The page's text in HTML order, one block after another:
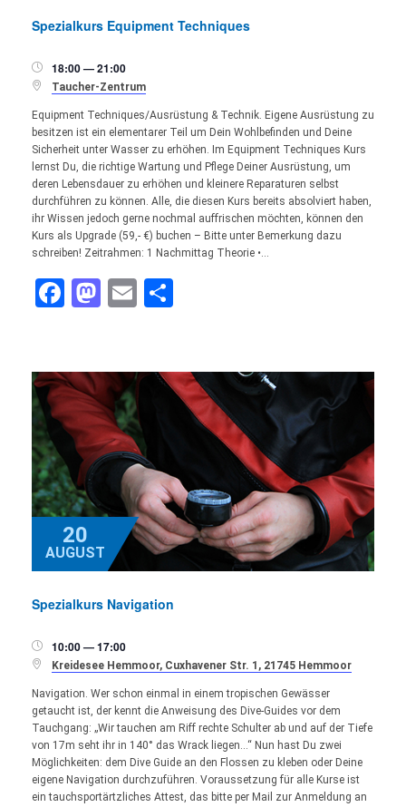
Spezialkurs Equipment Techniques
 18:00 — 21:00
 Taucher-Zentrum
Equipment Techniques/Ausrüstung & Technik. Eigene Ausrüstung zu
besitzen ist ein elementarer Teil um Dein Wohlbefinden und Deine
Sicherheit unter Wasser zu erhöhen. Im Equipment Techniques Kurs
lernst Du, die richtige Wartung und Pflege Deiner Ausrüstung, um
deren Lebensdauer zu erhöhen und kleinere Reparaturen selbst
durchführen zu können. Alle, die diesen Kurs bereits absolviert haben,
ihr Wissen jedoch gerne nochmal auffrischen möchten, können den
Kurs als Upgrade (59,- €) buchen – Bitte unter Bemerkung dazu
schreiben! Zeitrahmen: 1 Nachmittag Theorie •…
Facebook
Mastodon
Email
20
AUGUST
Spezialkurs Navigation
 10:00 — 17:00
 Kreidesee Hemmoor, Cuxhavener Str. 1, 21745 Hemmoor
Navigation. Wer schon einmal in einem tropischen Gewässer
getaucht ist, der kennt die Anweisung des Dive-Guides vor dem
Tauchgang: „Wir tauchen am Riff rechte Schulter ab und auf der Tiefe
von 17m seht ihr in 140° das Wrack liegen…“ Nun hast Du zwei
Möglichkeiten: dem Dive Guide an den Flossen zu kleben oder Deine
eigene Navigation durchzuführen. Voraussetzung für alle Kurse ist
ein tauchsportärtzliches Attest, das bitte per Mail zur Anmeldung an